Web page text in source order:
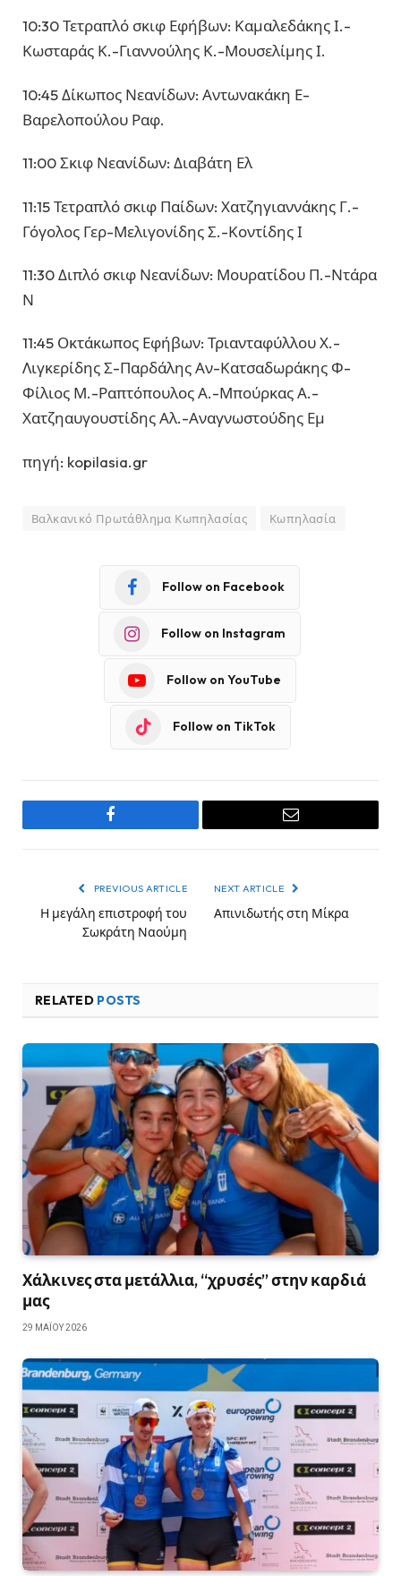
10:30 Τετραπλό σκιφ Εφήβων: Καμαλεδάκης Ι.-
Κωσταράς Κ.-Γιαννούλης Κ.-Μουσελίμης Ι.
10:45 Δίκωπος Νεανίδων: Αντωνακάκη Ε-
Βαρελοπούλου Ραφ.
11:00 Σκιφ Νεανίδων: Διαβάτη Ελ
11:15 Τετραπλό σκιφ Παίδων: Χατζηγιαννάκης Γ.-
Γόγολος Γερ-Μελιγονίδης Σ.-Κοντίδης Ι
11:30 Διπλό σκιφ Νεανίδων: Μουρατίδου Π.-Ντάρα
Ν
11:45 Οκτάκωπος Εφήβων: Τριανταφύλλου Χ.-
Λιγκερίδης Σ-Παρδάλης Αν-Κατσαδωράκης Φ-
Φίλιος Μ.-Ραπτόπουλος Α.-Μπούρκας Α.-
Χατζηαυγουστίδης Αλ.-Αναγνωστούδης Εμ
πηγή: kopilasia.gr
Βαλκανικό Πρωτάθλημα Κωπηλασίας Κωπηλασία
Follow on Facebook
Follow on Instagram
Follow on YouTube
Follow on TikTok
Facebook Email
PREVIOUS ARTICLE
Η μεγάλη επιστροφή του
Σωκράτη Ναούμη
NEXT ARTICLE
Απινιδωτής στη Μίκρα
RELATED POSTS
Χάλκινες στα μετάλλια, “χρυσές” στην καρδιά
μας
29 ΜΑΪ́ΟΥ 2026